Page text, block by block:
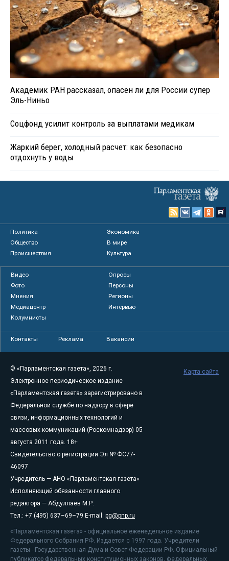
Академик РАН рассказал, опасен ли для России супер
Эль-Ниньо
Соцфонд усилит контроль за выплатами медикам
Жаркий берег, холодный расчет: как безопасно
отдохнуть у воды
Политика
Экономика
Общество
В мире
Происшествия
Культура
Видео
Опросы
Фото
Персоны
Мнения
Регионы
Медиацентр
Интервью
Колумнисты
Контакты Реклама Вакансии
© «Парламентская газета», 2026 г.
Электронное периодическое издание
«Парламентская газета» зарегистрировано в
Федеральной службе по надзору в сфере
связи, информационных технологий и
массовых коммуникаций (Роскомнадзор) 05
августа 2011 года. 18+
Свидетельство о регистрации Эл № ФС77-
46097
Учредитель — АНО «Парламентская газета»
Исполняющий обязанности главного
редактора — Абдуллаев М.Р.
Тел.: +7 (495) 637–69–79 E-mail: pg@pnp.ru
«Парламентская газета» - официальное еженедельное издание
Федерального Собрания РФ. Издается с 1997 года. Учредители
газеты - Государственная Дума и Совет Федерации РФ. Официальный
публикатор федеральных конституционных законов, федеральных
Карта сайта